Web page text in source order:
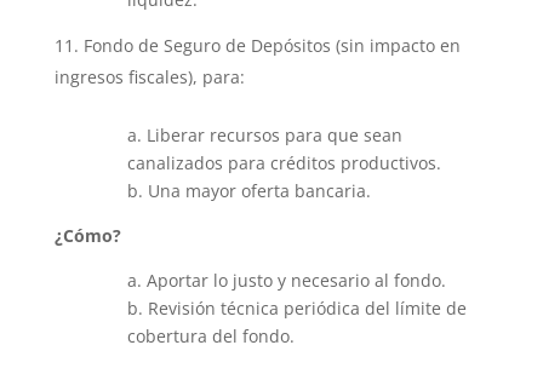
Fondo de Seguro de Depósitos (sin impacto en
ingresos fiscales), para:
a. Liberar recursos para que sean
canalizados para créditos productivos.
b. Una mayor oferta bancaria.
¿Cómo?
a. Aportar lo justo y necesario al fondo.
b. Revisión técnica periódica del límite de
cobertura del fondo.